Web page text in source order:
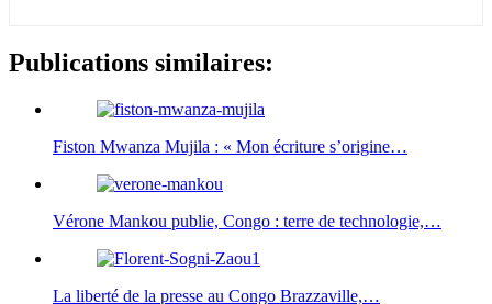
Publications similaires:
Fiston Mwanza Mujila : « Mon écriture s’origine…
Vérone Mankou publie, Congo : terre de technologie,…
La liberté de la presse au Congo Brazzaville,…